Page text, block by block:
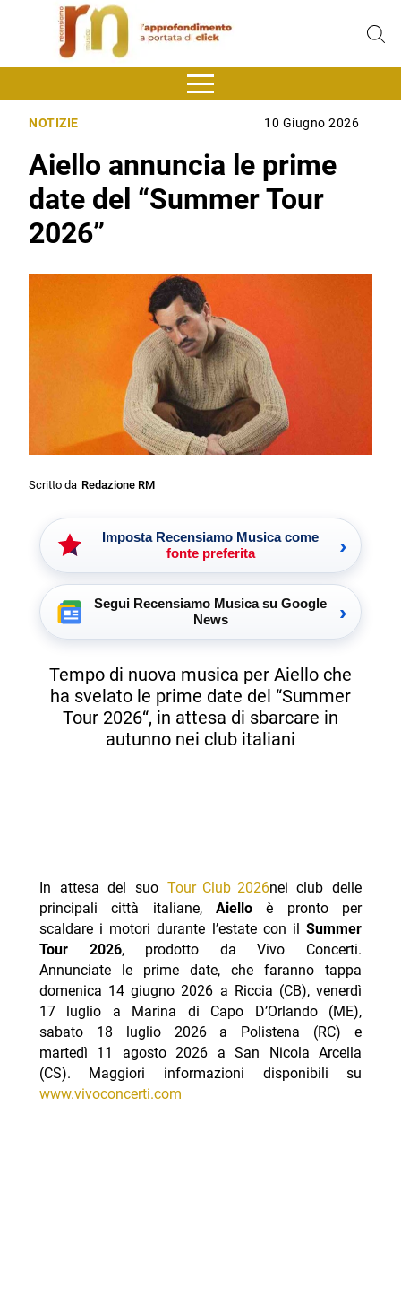
NOTIZIE 10 Giugno 2026
Aiello annuncia le prime
date del “Summer Tour
2026​”
Scritto da Redazione RM
Imposta Recensiamo Musica come
fonte preferita
›
Segui Recensiamo Musica su Google
News
›
Tempo di nuova musica per Aiello che
ha svelato le prime date del “Summer
Tour 2026​“, in attesa di sbarcare in
autunno nei club italiani
In attesa del suo Tour Club 2026nei club delle
principali città italiane, Aielloè pronto per
scaldare i motori durante l’estate con ilSummer
Tour 2026, prodotto da Vivo Concerti.
Annunciate le prime date, che faranno tappa
domenica 14 giugno 2026 a Riccia (CB), venerdì
17 luglio a Marina di Capo D’Orlando (ME),
sabato 18 luglio 2026 a Polistena (RC) e
martedì 11 agosto 2026 a San Nicola Arcella
(CS). Maggiori informazioni disponibili su
www.vivoconcerti.com